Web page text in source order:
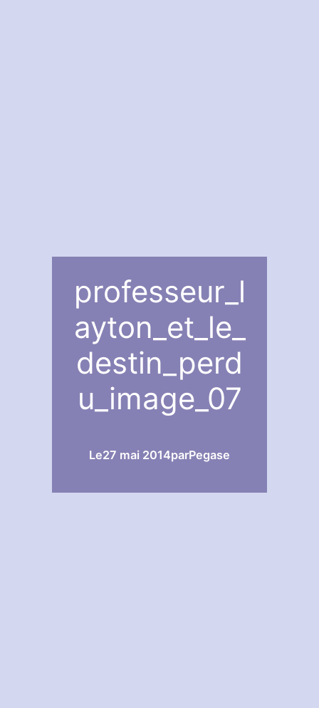
professeur_l
ayton_et_le_
destin_perd
u_image_07
Le27 mai 2014parPegase